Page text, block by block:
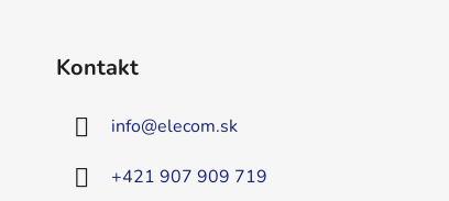
Kontakt
info@elecom.sk
+421 907 909 719